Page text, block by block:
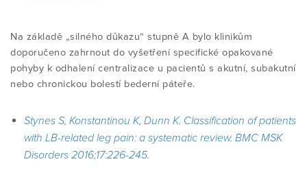
Na základě „silného důkazu“ stupně A bylo klinikům
doporučeno zahrnout do vyšetření specifické opakované
pohyby k odhalení centralizace u pacientů s akutní, subakutní
nebo chronickou bolestí bederní páteře.
Stynes S, Konstantinou K, Dunn K. Classification of patients
with LB-related leg pain: a systematic review. BMC MSK
Disorders 2016;17:226-245.